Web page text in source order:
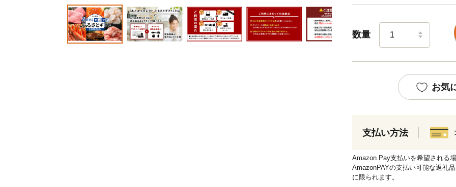
数量
お気
支払い方法
Amazon Pay支払いを希望される
AmazonPAYの支払い可能な返礼
に限られます。